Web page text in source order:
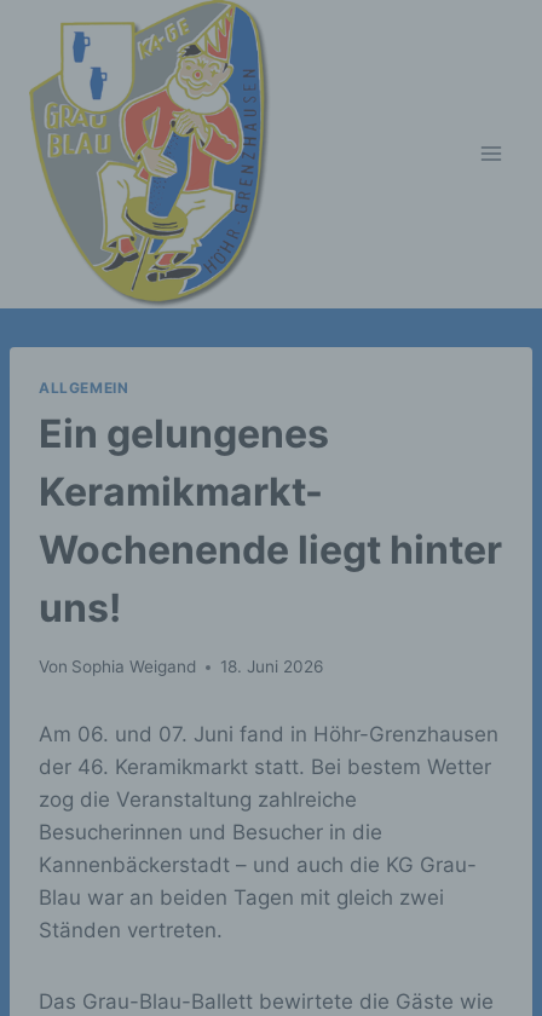
springen
ALLGEMEIN
Ein gelungenes
Keramikmarkt-
Wochenende liegt hinter
uns!
Von Sophia Weigand 18. Juni 2026
Am 06. und 07. Juni fand in Höhr-Grenzhausen
der 46. Keramikmarkt statt. Bei bestem Wetter
zog die Veranstaltung zahlreiche
Besucherinnen und Besucher in die
Kannenbäckerstadt – und auch die KG Grau-
Blau war an beiden Tagen mit gleich zwei
Ständen vertreten.
Das Grau-Blau-Ballett bewirtete die Gäste wie